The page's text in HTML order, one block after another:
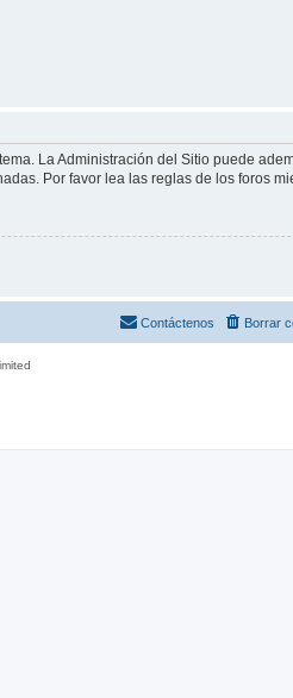
La Administración del Sitio puede
Por favor lea las reglas de los foros
Borrar
Contáctenos